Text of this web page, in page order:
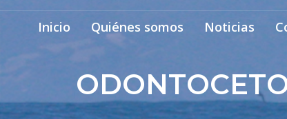
Inicio Quiénes somos Noticias